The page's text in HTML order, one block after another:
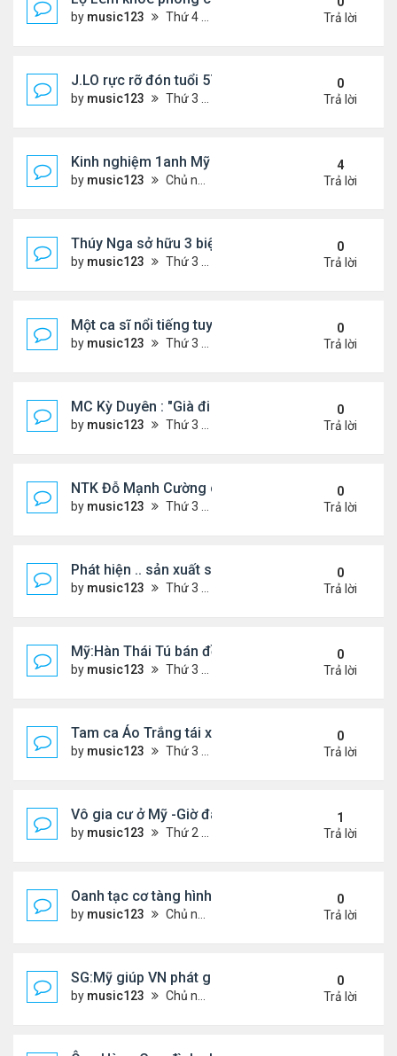
by music123 Thứ 4 Tháng 7 29, 2026 5:08 pm
Trả lời
J.LO rực rỡ đón tuổi 57 trên đất Âu
by music123 Thứ 3 Tháng 7 28, 2026 5:56 pm
0
Trả lời
Kinh nghiệm 1anh Mỹ đến VN: "Đây là một đất
by music123 Chủ nhật Tháng 7 26, 2026 6:13 am
4
Trả lời
Thúy Nga sở hữu 3 biệt thự triệu USD ở Mỹ
by music123 Thứ 3 Tháng 7 28, 2026 5:01 pm
0
Trả lời
Một ca sĩ nổi tiếng tuyên bố không thu tiền tác
by music123 Thứ 3 Tháng 7 28, 2026 4:57 pm
0
Trả lời
MC Kỳ Duyên : "Già đi cũng là một đặc ân"
by music123 Thứ 3 Tháng 7 28, 2026 4:54 pm
0
Trả lời
NTK Đỗ Mạnh Cường chi 100 triệu đồng thuê...
by music123 Thứ 3 Tháng 7 28, 2026 4:47 pm
0
Trả lời
Phát hiện .. sản xuất sữa 'pha bột giặt'
by music123 Thứ 3 Tháng 7 28, 2026 4:43 pm
0
Trả lời
Mỹ:Hàn Thái Tú bán đồ ăn online mưu sinh
by music123 Thứ 3 Tháng 7 28, 2026 4:36 pm
0
Trả lời
Tam ca Áo Trắng tái xuất trên sân khấu
by music123 Thứ 3 Tháng 7 28, 2026 4:32 pm
0
Trả lời
Vô gia cư ở Mỹ -Giờ đây tôi có căn hộ giá 200 đô
by music123 Thứ 2 Tháng 7 27, 2026 4:56 am
1
Trả lời
Oanh tạc cơ tàng hình đáng sợ nhất thế giới
by music123 Chủ nhật Tháng 7 26, 2026 5:46 pm
0
Trả lời
SG:Mỹ giúp VN phát giác xưởng sản xuất giày
by music123 Chủ nhật Tháng 7 26, 2026 5:22 pm
0
Trả lời